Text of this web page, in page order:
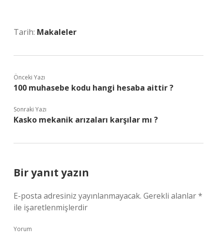
Tarih: Makaleler
Önceki Yazı
100 muhasebe kodu hangi hesaba aittir ?
Sonraki Yazı
Kasko mekanik arızaları karşılar mı ?
Bir yanıt yazın
E-posta adresiniz yayınlanmayacak. Gerekli alanlar*
ile işaretlenmişlerdir
Yorum